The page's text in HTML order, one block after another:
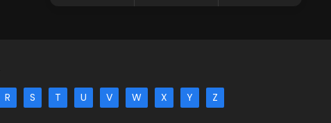
R S T U V W X Y Z